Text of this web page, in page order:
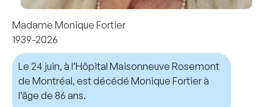
Madame Monique Fortier
1939-2026
Le 24 juin, à l’Hôpital Maisonneuve Rosemont
de Montréal, est décédé Monique Fortier à
l’âge de 86 ans.